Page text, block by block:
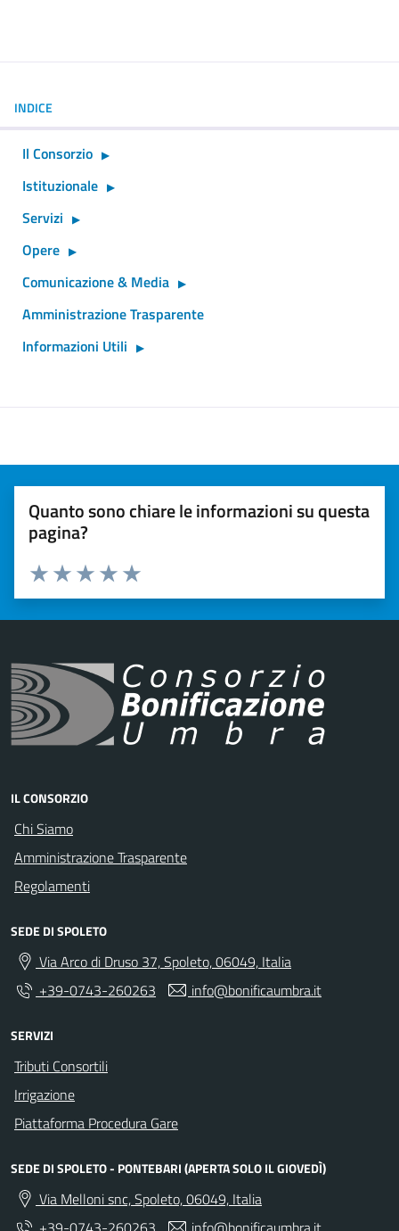
INDICE
Il Consorzio
Istituzionale
Servizi
Opere
Comunicazione & Media
Amministrazione Trasparente
Informazioni Utili
Quanto sono chiare le informazioni su questa
pagina?
Valuta 5 stelle su 5
Valuta 4 stelle su 5
Valuta 3 stelle su 5
Valuta 2 stelle su 5
Valuta 1 stelle su 5
IL CONSORZIO
Chi Siamo
Amministrazione Trasparente
Regolamenti
SEDE DI SPOLETO
Via Arco di Druso 37, Spoleto, 06049, Italia
+39-0743-260263
info@bonificaumbra.it
SERVIZI
Tributi Consortili
Irrigazione
Piattaforma Procedura Gare
SEDE DI SPOLETO - PONTEBARI (APERTA SOLO IL GIOVEDÌ)
Via Melloni snc, Spoleto, 06049, Italia